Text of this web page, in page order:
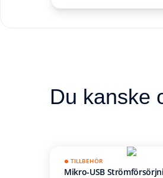
Du kanske
TILLBEHÖR
Mikro-USB